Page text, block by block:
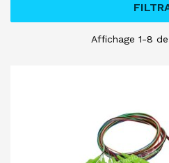
Affichage 1-8